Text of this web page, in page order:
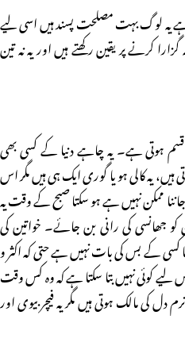
یہ لوگ بہت مصلحت پسند ہیں اسی لیے
کرنے پر یقین رکھتے ہیں اور یہ نہ تین
ہوتی ہے۔ یہ چاہے دنیا کے کسی بھی
یہ کالی ہو یا گوری ایک ہی ہیں مگر اس
ممکن نہیں ہے ہو سکتا صبح کے وقت یہ
جھانسی کی رانی بن جائے۔ خواتین کی
کے بس کی بات نہیں ہے حتی کہ اکثر و
کوئی نہیں بتا سکتا ہے کہ وہ کس وقت
کی مالک ہوتی ہیں مگر یہ فیچر بیوی اور